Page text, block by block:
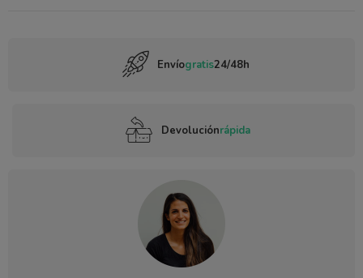
Envíogratis24/48h
Devoluciónrápida